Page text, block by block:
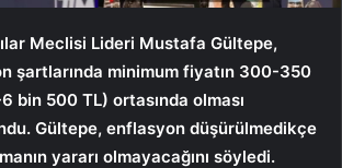
Meclisi Lideri Mustafa Gültepe,
şartlarında minimum fiyatın 300-350
bin 500 TL) ortasında olması
Gültepe, enflasyon düşürülmedikçe
yararı olmayacağını söyledi.